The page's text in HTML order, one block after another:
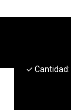
✓ Cantidad: